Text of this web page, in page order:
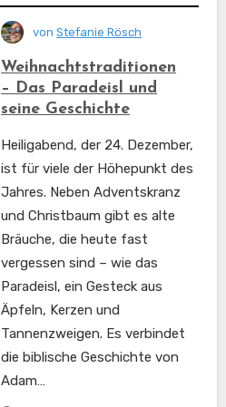
Weihnachtstraditionen
– Das Paradeisl und
seine Geschichte
vonStefanie Rösch
Heiligabend, der 24. Dezember,
ist für viele der Höhepunkt des
Jahres. Neben Adventskranz
und Christbaum gibt es alte
Bräuche, die heute fast
vergessen sind – wie das
Paradeisl, ein Gesteck aus
Äpfeln, Kerzen und
Tannenzweigen. Es verbindet
die biblische Geschichte von
Adam…